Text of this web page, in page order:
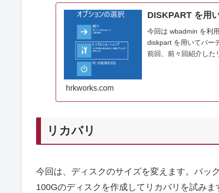
DISKPART を用
今回は wbadmin を利
diskpart を用いてパー
前回、前々回紹介した
hrkworks.com
リカバリ
今回は、ディスクのサイズを変えます。バッ
100Gのディスクを作成してリカバリを試みま